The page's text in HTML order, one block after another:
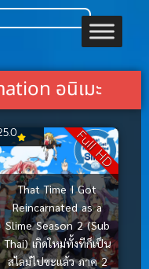
อนิเมะ
Full HD
That Time I Got
Reincarnated as a
Slime Season 2 (Sub
Thai) เกิดใหม่ทั้งทีก็เป็น
สไลม์ไปซะแล้ว ภาค 2